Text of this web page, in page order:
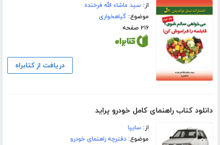
از:سید ماشاء الله فرخنده
موضوع:گیاهخواری
۲۱۶ صفحه
دریافت از کتابراه
دانلود کتاب راهنمای کامل خودرو پراید
از:سایپا
موضوع:دفترچه راهنمای خودرو